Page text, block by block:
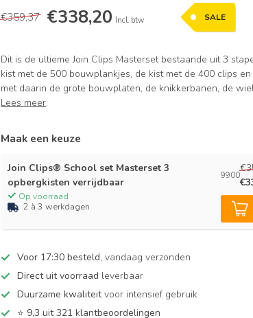
€359,37 €338,20 Incl. btw SALE
Dit is de ultieme Join Clips Masterset bestaande uit 3
kist met de 500 bouwplankjes, de kist met de 400 clips
met daarin de grote bouwplaten, de knikkerbanen, de
Lees meer.
Maak een keuze
Join Clips® School set Masterset 3
opbergkisten verrijdbaar
Op voorraad
2 à 3 werkdagen
9900
Voor 17:30 besteld, vandaag verzonden
Direct uit voorraad leverbaar
Duurzame kwaliteitvoor intensief gebruik
⭐ 9,3 uit 321 klantbeoordelingen